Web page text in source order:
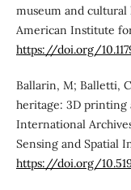
museum and cultural
American Institute
https://doi.org/
Ballarin, M; Balletti,
heritage: 3D printing
International
Sensing and Spatial
https://doi.org/